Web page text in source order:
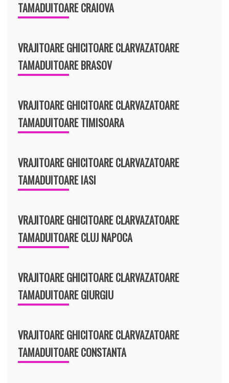
TAMADUITOARE CRAIOVA
VRAJITOARE GHICITOARE CLARVAZATOARE
TAMADUITOARE BRASOV
VRAJITOARE GHICITOARE CLARVAZATOARE
TAMADUITOARE TIMISOARA
VRAJITOARE GHICITOARE CLARVAZATOARE
TAMADUITOARE IASI
VRAJITOARE GHICITOARE CLARVAZATOARE
TAMADUITOARE CLUJ NAPOCA
VRAJITOARE GHICITOARE CLARVAZATOARE
TAMADUITOARE GIURGIU
VRAJITOARE GHICITOARE CLARVAZATOARE
TAMADUITOARE CONSTANTA